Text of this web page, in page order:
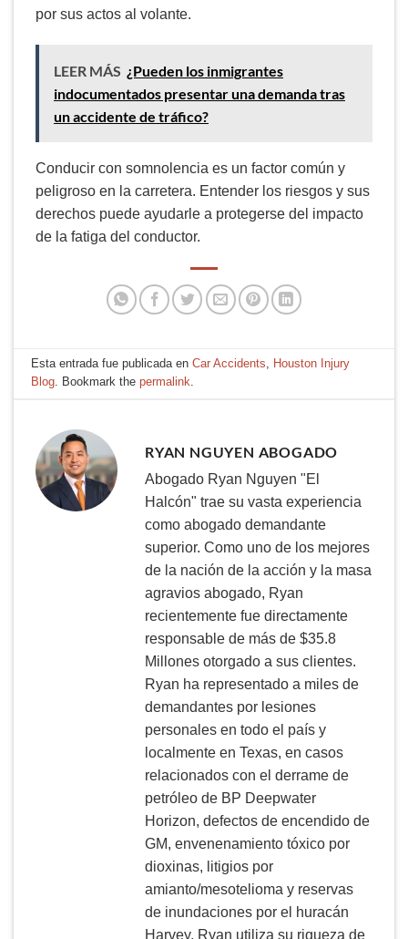
por sus actos al volante.
LEER MÁS ¿Pueden los inmigrantes
indocumentados presentar una demanda tras
un accidente de tráfico?
Conducir con somnolencia es un factor común y
peligroso en la carretera. Entender los riesgos y sus
derechos puede ayudarle a protegerse del impacto
de la fatiga del conductor.
Esta entrada fue publicada enCar Accidents, Houston Injury
Blog. Bookmark thepermalink.
RYAN NGUYEN ABOGADO
Abogado Ryan Nguyen "El
Halcón" trae su vasta experiencia
como abogado demandante
superior. Como uno de los mejores
de la nación de la acción y la masa
agravios abogado, Ryan
recientemente fue directamente
responsable de más de $35.8
Millones otorgado a sus clientes.
Ryan ha representado a miles de
demandantes por lesiones
personales en todo el país y
localmente en Texas, en casos
relacionados con el derrame de
petróleo de BP Deepwater
Horizon, defectos de encendido de
GM, envenenamiento tóxico por
dioxinas, litigios por
amianto/mesotelioma y reservas
de inundaciones por el huracán
Harvey. Ryan utiliza su riqueza de